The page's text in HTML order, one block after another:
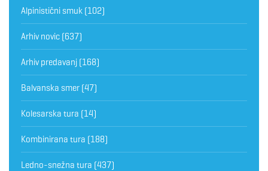
Alpinistični smuk (102)
Arhiv novic (637)
Arhiv predavanj (168)
Balvanska smer (47)
Kolesarska tura (14)
Kombinirana tura (188)
Ledno-snežna tura (437)